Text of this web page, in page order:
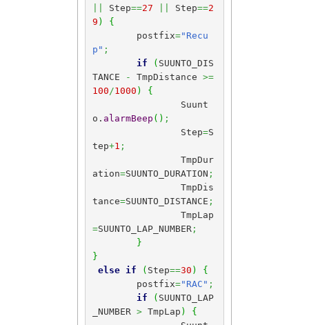
Step==27 Step==2
9 )
{
	postfix
="Recu
p" ;
if
( SUUNTO_DIS
TANCE
- TmpDistance >=
100 /1000 )
{
o. alarmBeep ( ) ;
		Step
=S
tep+1 ;
ation=SUUNTO_DURATION ;
tance=SUUNTO_DISTANCE ;
		TmpLap
=SUUNTO_LAP_NUMBER ;
}
}
else
if ( Step==30 )
{
	postfix
="RAC" ;
if
( SUUNTO_LAP
_NUMBER > TmpLap )
{